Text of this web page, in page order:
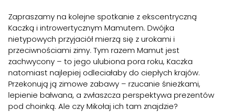
Zapraszamy na kolejne spotkanie z ekscentryczną
Kaczką i introwertycznym Mamutem. Dwójka
nietypowych przyjaciół mierzą się z urokami i
przeciwnościami zimy. Tym razem Mamut jest
zachwycony – to jego ulubiona pora roku, Kaczka
natomiast najlepiej odleciałaby do ciepłych krajów.
Przekonują ją zimowe zabawy – rzucanie śnieżkami,
lepienie bałwana, a zwłaszcza perspektywa prezentów
pod choinką. Ale czy Mikołaj ich tam znajdzie?